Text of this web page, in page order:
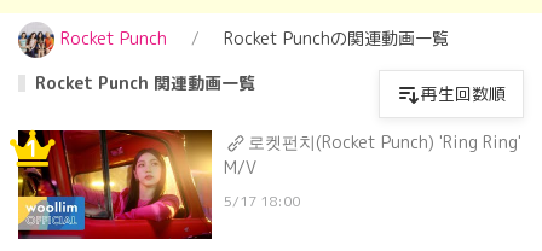
Rocket Punch
Rocket Punchの関連動画一覧
Rocket Punch 関連動画一覧
再生回数順
1
로켓펀치(Rocket Punch) 'Ring Ring'
M/V
5/17 18:00